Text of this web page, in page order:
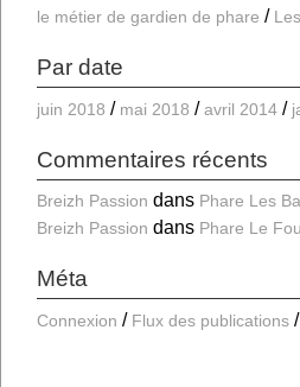
le métier de gardien de phare
Par date
juin 2018 mai 2018 avril 2014
Commentaires récents
Breizh Passion dans Phare Les
Breizh Passion dans Phare Le
Méta
Connexion Flux des publications